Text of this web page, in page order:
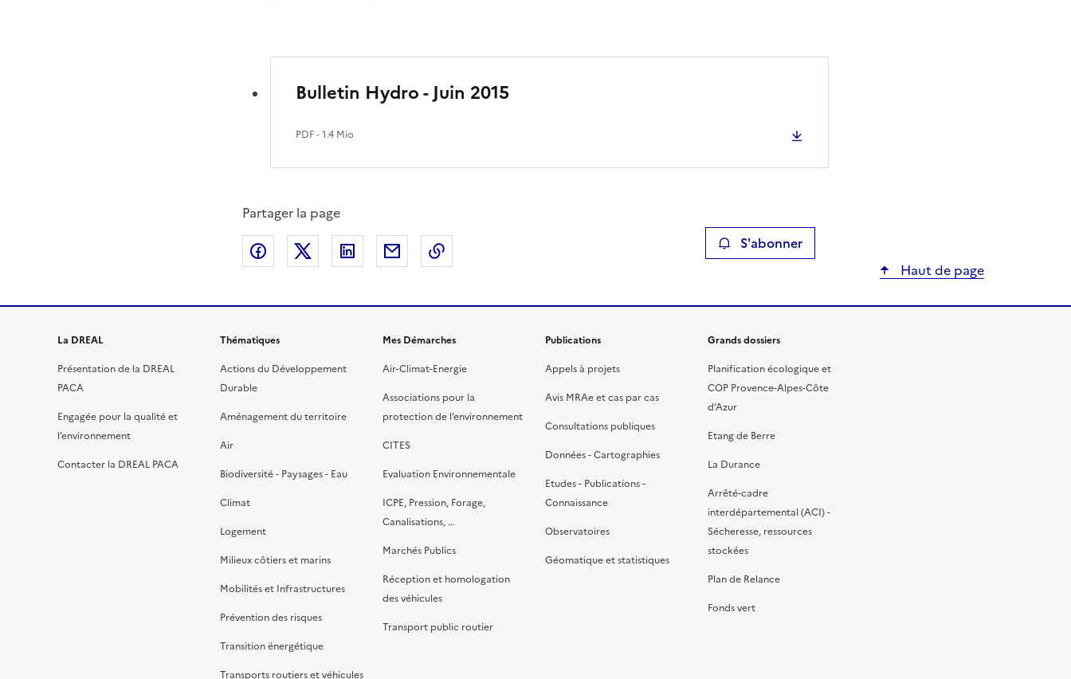
Bulletin Hydro - Juin 2015
PDF- 1.4 Mio
Partager la page
Partager sur Facebook
Partager sur XPartager sur LinkedIn
Partager par emailCopier le lien de la page dans le presse-papier S'abonner
Haut de page
La DREAL
Présentation de la DREAL
PACA
Engagée pour la qualité et
l’environnement
Contacter la DREAL PACA
Thématiques
Actions du Développement
Durable
Aménagement du territoire
Air
Biodiversité - Paysages - Eau
Climat
Logement
Milieux côtiers et marins
Mobilités et Infrastructures
Prévention des risques
Transition énergétique
Transports routiers et véhicules
Mes Démarches
Air-Climat-Energie
Associations pour la
protection de l’environnement
CITES
Evaluation Environnementale
ICPE, Pression, Forage,
Canalisations, …
Marchés Publics
Réception et homologation
des véhicules
Transport public routier
Publications
Appels à projets
Avis MRAe et cas par cas
Consultations publiques
Données - Cartographies
Etudes - Publications -
Connaissance
Observatoires
Géomatique et statistiques
Grands dossiers
Planification écologique et
COP Provence-Alpes-Côte
d’Azur
Etang de Berre
La Durance
Arrêté-cadre
interdépartemental (ACI) -
Sécheresse, ressources
stockées
Plan de Relance
Fonds vert